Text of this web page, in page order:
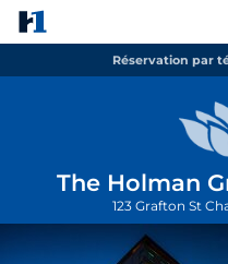
Réservation par
The Holman
123 Grafton St